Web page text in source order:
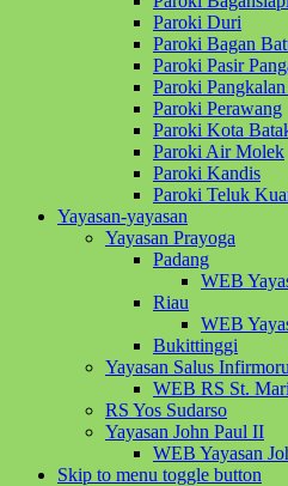
Paroki Duri
Paroki Bagan
Paroki Pasir
Paroki
Paroki Perawang
Paroki Kota
Paroki Air Molek
Paroki Kandis
Paroki Teluk
Yayasan-yayasan
Yayasan Prayoga
Padang
WEB
Riau
WEB
Bukittinggi
Yayasan Salus
WEB RS St.
RS Yos Sudarso
Yayasan John Paul II
WEB Yayasan
Skip to menu toggle button